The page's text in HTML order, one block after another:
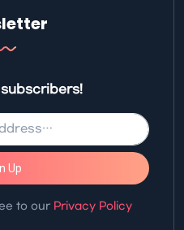
Up
to our Privacy Policy